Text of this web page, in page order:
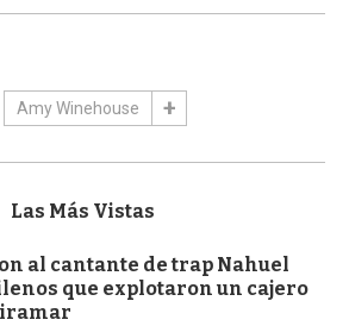
Amy Winehouse
Las Más Vistas
al cantante de trap Nahuel
que explotaron un cajero